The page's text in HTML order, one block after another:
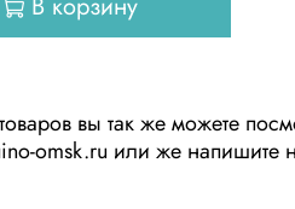
В корзину
вы так же можете
omsk.ru или же